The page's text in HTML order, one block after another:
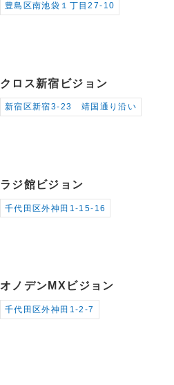
豊島区南池袋１丁目27-10
クロス新宿ビジョン
新宿区新宿3-23 靖国通り沿い
ラジ館ビジョン
千代田区外神田1-15-16
オノデンMXビジョン
千代田区外神田1-2-7